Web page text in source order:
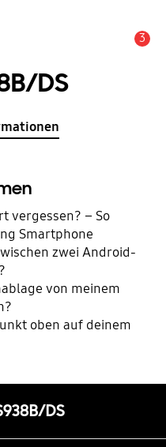
3
DS
vergessen? – So
Smartphone
zwei Android-
von meinem
oben auf deinem
DS